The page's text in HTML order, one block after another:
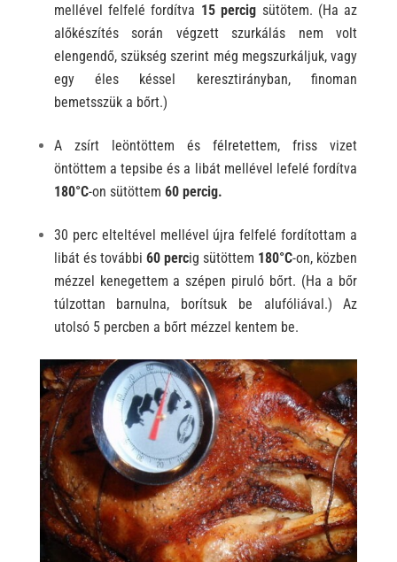
mellével felfelé fordítva 15 percig sütötem. (Ha az
alőkészítés során végzett szurkálás nem volt
elengendő, szükség szerint még megszurkáljuk, vagy
egy éles késsel keresztirányban, finoman
bemetsszük a bőrt.)
A zsírt leöntöttem és félretettem, friss vizet
öntöttem a tepsibe és a libát mellével lefelé fordítva
180°C-on sütöttem 60percig.
30 perc elteltével mellével újra felfelé fordítottam a
libát és további 60 percigsütöttem 180°C-on, közben
mézzel kenegettem a szépen piruló bőrt. (Ha a bőr
túlzottan barnulna, borítsuk be alufóliával.) Az
utolsó 5 percben a bőrt mézzel kentem be.